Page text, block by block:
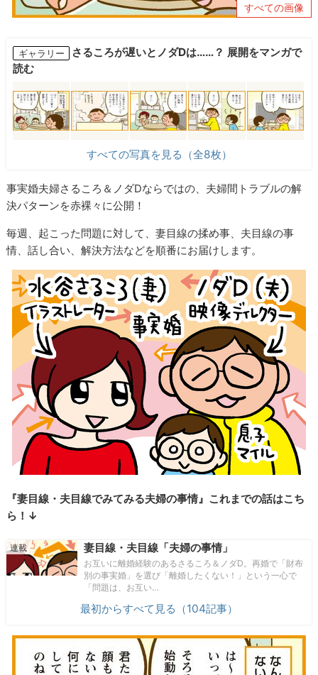
すべての画像
ギャラリー
さるころが遅いとノダDは……？ 展開をマンガで
読む
すべての写真を見る（全8枚）
事実婚夫婦さるころ＆ノダDならではの、夫婦間トラブルの解
決パターンを赤裸々に公開！
毎週、起こった問題に対して、妻目線の揉め事、夫目線の事
情、話し合い、解決方法などを順番にお届けします。
『妻目線・夫目線でみてみる夫婦の事情』これまでの話はこち
ら！↓
妻目線・夫目線「夫婦の事情」
お互いに離婚経験のあるさるころ＆ノダD。再婚で「財布
別の事実婚」を選び「離婚したくない！」という一心で
「問題は、お互い…
最初からすべて見る（104記事）